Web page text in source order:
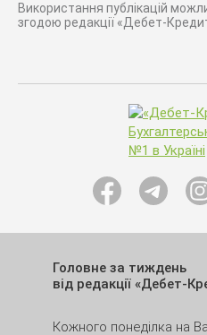
Використання публікацій
згодою редакції «Дебет-
Головне за тиждень
від редакції «Дебет-
Кожного понеділка на